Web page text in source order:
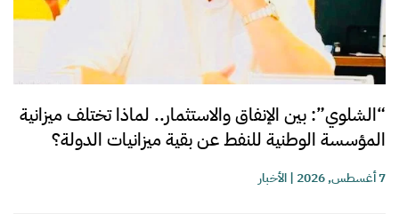
“الشلوي”: بين الإنفاق والاستثمار.. لماذا تختلف ميزانية
المؤسسة الوطنية للنفط عن بقية ميزانيات الدولة؟
7 أغسطس, 2026 |الأخبار